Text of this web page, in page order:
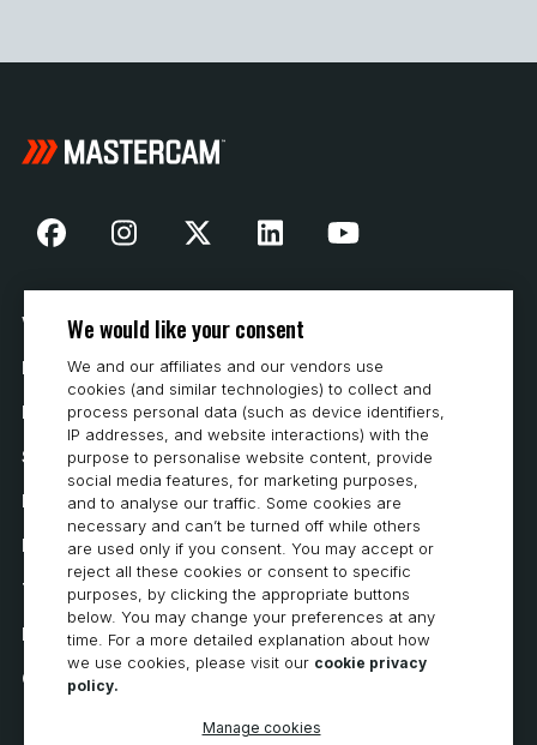
Vår historia
Hur man köper
Karriär
Systemkrav
Integritet
Integritetspolicy
Tillgänglighetsutlåtande
Policy för cookies
Cookie Preferences
We would like your consent
We and our affiliates and our vendors use
cookies (and similar technologies) to collect and
process personal data (such as device identifiers,
IP addresses, and website interactions) with the
purpose to personalise website content, provide
social media features, for marketing purposes,
and to analyse our traffic. Some cookies are
necessary and can’t be turned off while others
are used only if you consent. You may accept or
reject all these cookies or consent to specific
purposes, by clicking the appropriate buttons
below. You may change your preferences at any
time. For a more detailed explanation about how
we use cookies, please visit our cookie privacy
policy.
Manage cookies